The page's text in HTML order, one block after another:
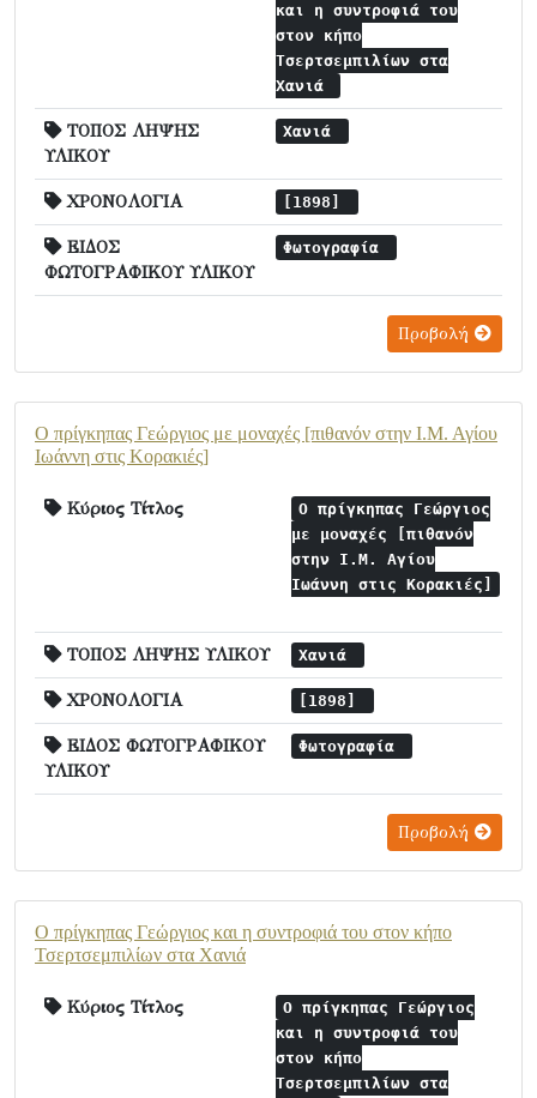
και η συντροφιά του
στον κήπο
Τσερτσεμπιλίων στα
Χανιά
ΤΟΠΟΣ ΛΗΨΗΣ
ΥΛΙΚΟΥ
Χανιά
ΧΡΟΝΟΛΟΓΙΑ [1898]
ΕΙΔΟΣ
ΦΩΤΟΓΡΑΦΙΚΟΥ ΥΛΙΚΟΥ
Φωτογραφία
Προβολή
Ο πρίγκηπας Γεώργιος με μοναχές [πιθανόν στην Ι.Μ. Αγίου
Ιωάννη στις Κορακιές]
Κύριος Τίτλος
Ο πρίγκηπας Γεώργιος
με μοναχές [πιθανόν
στην Ι.Μ. Αγίου
Ιωάννη στις Κορακιές]
ΤΟΠΟΣ ΛΗΨΗΣ ΥΛΙΚΟΥ Χανιά
ΧΡΟΝΟΛΟΓΙΑ [1898]
ΕΙΔΟΣ ΦΩΤΟΓΡΑΦΙΚΟΥ
ΥΛΙΚΟΥ
Φωτογραφία
Προβολή
Ο πρίγκηπας Γεώργιος και η συντροφιά του στον κήπο
Τσερτσεμπιλίων στα Χανιά
Κύριος Τίτλος
Ο πρίγκηπας Γεώργιος
και η συντροφιά του
στον κήπο
Τσερτσεμπιλίων στα